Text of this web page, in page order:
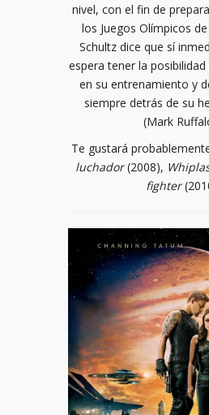
nivel, con el fin de
los Juegos Olímpicos
Schultz dice que sí
espera tener la
en su entrenamiento y
siempre detrás de su
(Mark
Te gustará
luchador(2008),
fighter